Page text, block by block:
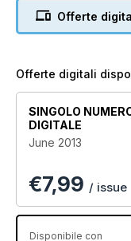
Offerte
Offerte digitali
SINGOLO
DIGITALE
June 2013
€7,99 / issue
Disponibile con